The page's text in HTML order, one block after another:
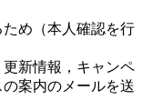
め（本人確認を行
新情報，キャンペ
案内のメールを送